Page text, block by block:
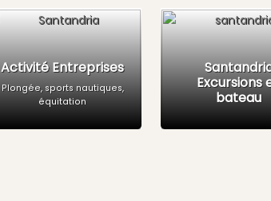
Activité Entreprises
Plongée, sports nautiques,
équitation
Excursions
bateau